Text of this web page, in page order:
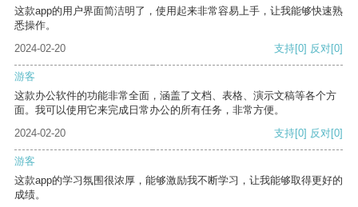
这款app的用户界面简洁明了，使用起来非常容易上手，让我能够快速熟
悉操作。
2024-02-20
支持[0] 反对[0]
游客
这款办公软件的功能非常全面，涵盖了文档、表格、演示文稿等各个方
面。我可以使用它来完成日常办公的所有任务，非常方便。
2024-02-20
支持[0] 反对[0]
游客
这款app的学习氛围很浓厚，能够激励我不断学习，让我能够取得更好的
成绩。